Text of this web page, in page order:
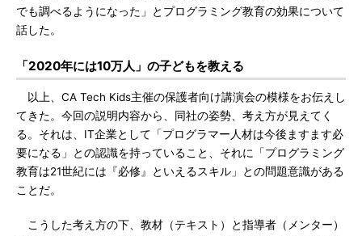
でも調べるようになった」とプログラミング教育の効果について
話した。
「2020年には10万人」の子どもを教える
以上、CA Tech Kids主催の保護者向け講演会の模様をお伝えし
てきた。今回の説明内容から、同社の姿勢、考え方が見えてく
る。それは、IT企業として「プログラマー人材は今後ますます必
要になる」との認識を持っていること、それに「プログラミング
教育は21世紀には『必修』といえるスキル」との問題意識がある
ことだ。
こうした考え方の下、教材（テキスト）と指導者（メンター）